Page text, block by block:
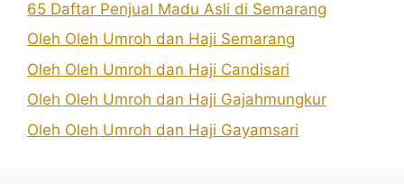
65 Daftar Penjual Madu Asli di Semarang
Oleh Oleh Umroh dan Haji Semarang
Oleh Oleh Umroh dan Haji Candisari
Oleh Oleh Umroh dan Haji Gajahmungkur
Oleh Oleh Umroh dan Haji Gayamsari